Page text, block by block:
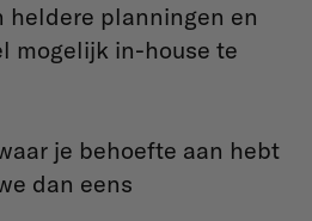
heldere planningen en
mogelijk in-house te
je behoefte aan hebt
dan eens